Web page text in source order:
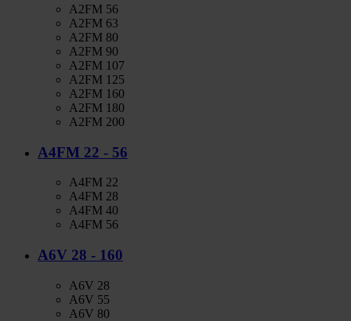
A2FM 56
A2FM 63
A2FM 80
A2FM 90
A2FM 107
A2FM 125
A2FM 160
A2FM 180
A2FM 200
A4FM 22 - 56
A4FM 22
A4FM 28
A4FM 40
A4FM 56
A6V 28 - 160
A6V 28
A6V 55
A6V 80